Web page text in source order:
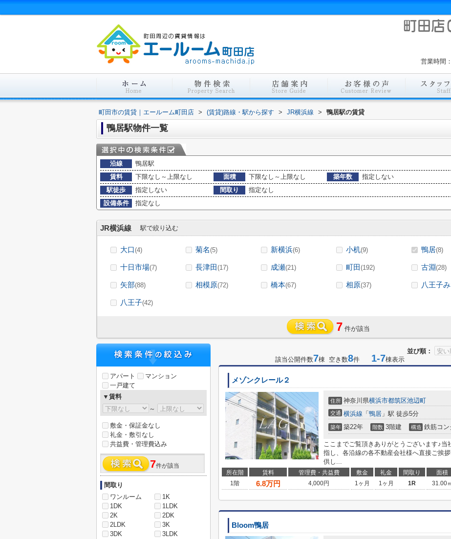
営業時間
町田市の賃貸｜エールーム町田店 > (賃貸)路線・駅から探す > JR横浜線 > 鴨居駅の賃貸
鴨居駅物件一覧
沿線
鴨居駅
賃料
下限なし～上限なし 面積 下限なし～上限なし 築年数
指定しない
駅徒歩
指定しない 間取り
指定なし
設備条件
指定なし
JR横浜線 駅で絞り込む
大口(4) 菊名(5) 新横浜(6) 小机(9) 鴨居(8)
十日市場(7) 長津田(17) 成瀬(21) 町田(192) 古淵(28)
矢部(88) 相模原(72) 橋本(67) 相原(37) 八王子
八王子(42)
7 件が該当
並び順：
該当公開件数7棟 空き数8件 1-7棟表示
メゾンクレール２
住所 神奈川県横浜市都筑区池辺町
交通 横浜線 「 鴨居 」駅 徒歩5分
築年 築22年 階数 3階建 構造 鉄筋コン
ここまでご覧頂きありがとうございます♪当
指し、各沿線の各不動産会社様へ直接ご挨
供し...
所在階 賃料 管理費・共益費 敷金 礼金 間取り 面積
1階
6.8万円 4,000円 1ヶ月 1ヶ月 1R 31.00
Bloom鴨居
アパート
マンション
一戸建て
▼賃料
～
敷金・保証金なし
礼金・敷引なし
共益費・管理費込み
7件が該当
間取り
ワンルーム
1K
1DK
1LDK
2K
2DK
2LDK
3K
3DK
3LDK